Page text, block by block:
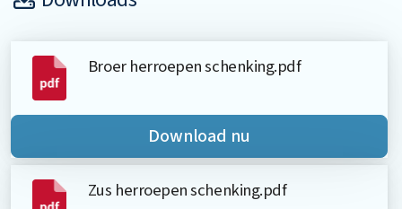
Broer herroepen schenking.pdf
Download nu
Zus herroepen schenking.pdf